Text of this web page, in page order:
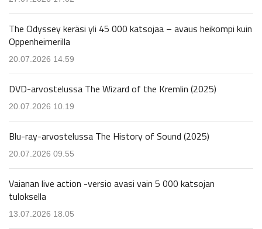
The Odyssey keräsi yli 45 000 katsojaa – avaus heikompi kuin
Oppenheimerilla
20.07.2026 14.59
DVD-arvostelussa The Wizard of the Kremlin (2025)
20.07.2026 10.19
Blu-ray-arvostelussa The History of Sound (2025)
20.07.2026 09.55
Vaianan live action -versio avasi vain 5 000 katsojan
tuloksella
13.07.2026 18.05